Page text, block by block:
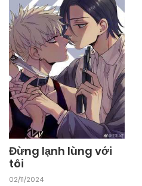
Đừng lạnh lùng với
tôi
02/11/2024